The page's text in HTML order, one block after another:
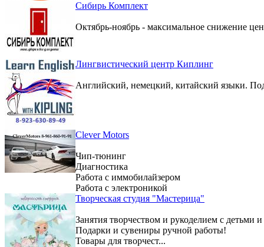
Сибирь Комплект
Октябрь-ноябрь - максимальное снижение
Лингвистический центр Киплинг
Английский, немецкий, китайский языки.
Clever Motors
Чип-тюнинг
Диагностика
Работа с иммобилайзером
Работа с электроникой
Творческая студия "Мастерица"
Занятия творчеством и рукоделием с детьми
Подарки и сувениры ручной работы!
Товары для творчест...